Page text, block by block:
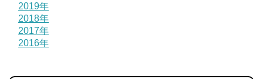
2019年
2018年
2017年
2016年